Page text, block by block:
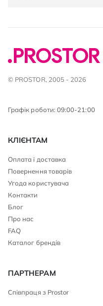
© PROSTOR, 2005 - 2026
Графік роботи: 09:00-21:00
КЛІЄНТАМ
Оплата і доставка
Повернення товарів
Угода користувача
Контакти
Блог
Про нас
FAQ
Каталог брендів
ПАРТНЕРАМ
Співпраця з Prostor